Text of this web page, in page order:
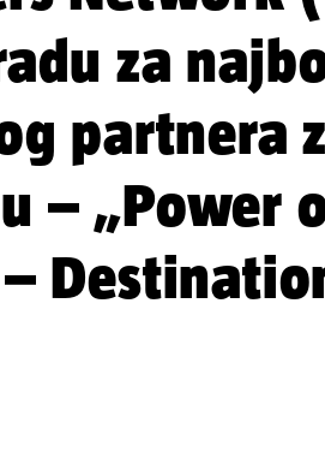
za
partnera
– „Power